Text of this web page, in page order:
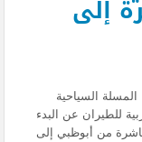
إلى
للطيران عن البدء
من أبوظبي إلى